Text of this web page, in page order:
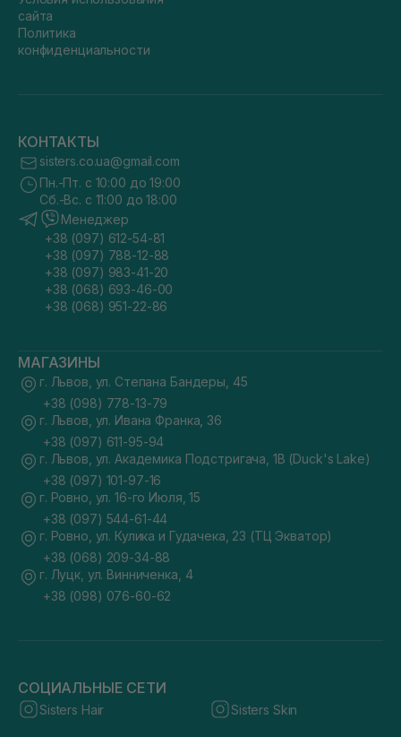
сайта
Политика
конфиденциальности
КОНТАКТЫ
sisters.co.ua@gmail.com
Пн.-Пт. с 10:00 до 19:00
Сб.-Вс. с 11:00 до 18:00
Менеджер
+38 (097) 612-54-81
+38 (097) 788-12-88
+38 (097) 983-41-20
+38 (068) 693-46-00
+38 (068) 951-22-86
МАГАЗИНЫ
г. Львов, ул. Степана Бандеры, 45
+38 (098) 778-13-79
г. Львов, ул. Ивана Франка, 36
+38 (097) 611-95-94
г. Львов, ул. Академика Подстригача, 1В (Duck's Lake)
+38 (097) 101-97-16
г. Ровно, ул. 16-го Июля, 15
+38 (097) 544-61-44
г. Ровно, ул. Кулика и Гудачека, 23 (ТЦ Экватор)
+38 (068) 209-34-88
г. Луцк, ул. Винниченка, 4
+38 (098) 076-60-62
СОЦИАЛЬНЫЕ СЕТИ
Sisters Hair Sisters Skin